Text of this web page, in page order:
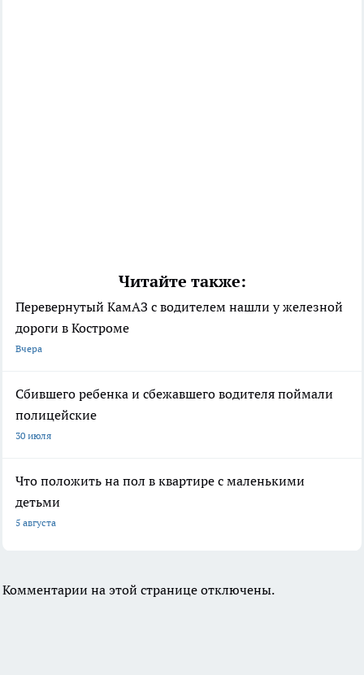
Читайте также:
Перевернутый КамАЗ с водителем нашли у железной
дороги в Костроме
Вчера
Сбившего ребенка и сбежавшего водителя поймали
полицейские
30 июля
Что положить на пол в квартире с маленькими
детьми
5 августа
Комментарии на этой странице отключены.